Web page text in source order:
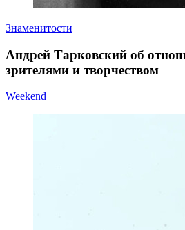
Знаменитости
Андрей Тарковский об
зрителями и творчеством
Weekend